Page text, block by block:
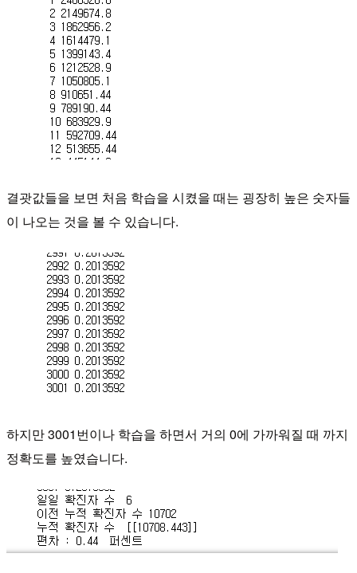
결괏값들을 보면 처음 학습을 시켰을 때는 굉장히 높은 숫자들
이 나오는 것을 볼 수 있습니다.
하지만 3001번이나 학습을 하면서 거의 0에 가까워질 때 까지
정확도를 높였습니다.